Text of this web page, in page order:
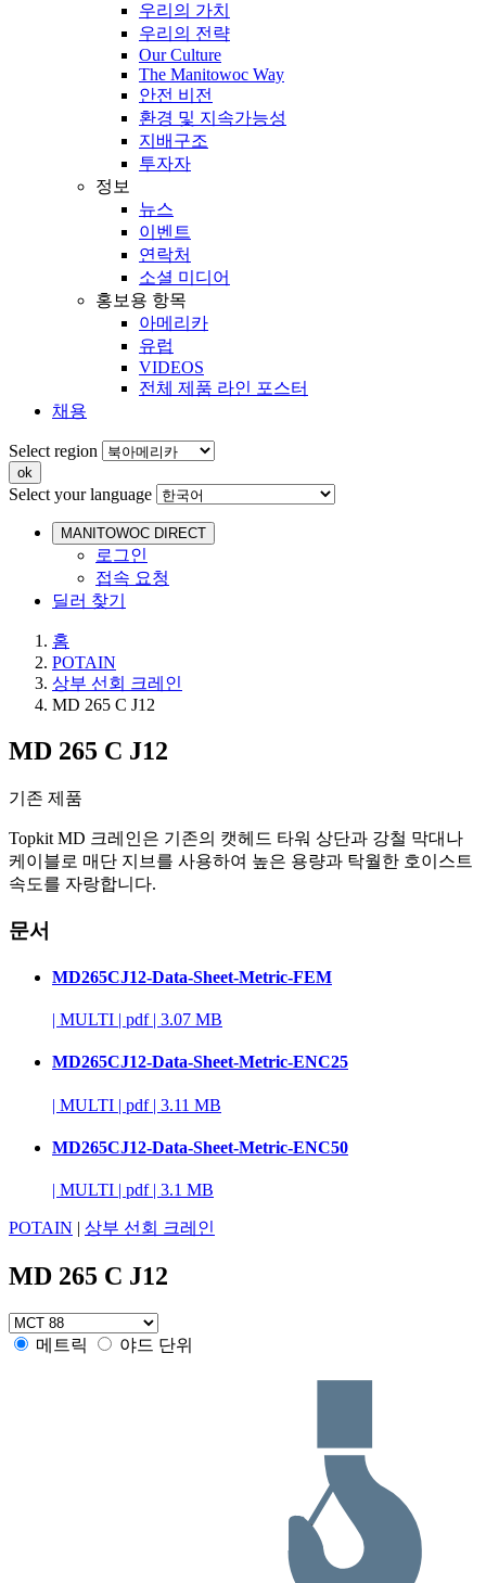
우리의 가치
우리의 전략
Our Culture
The Manitowoc Way
안전 비전
환경 및 지속가능성
지배구조
투자자
정보
뉴스
이벤트
연락처
소셜 미디어
홍보용 항목
아메리카
유럽
VIDEOS
전체 제품 라인 포스터
채용
Select region
Select your language
MANITOWOC DIRECT
로그인
접속 요청
딜러 찾기
홈
POTAIN
상부 선회 크레인
MD 265 C J12
MD 265 C J12
기존 제품
Topkit MD 크레인은 기존의 캣헤드 타워 상단과 강철 막대나
케이블로 매단 지브를 사용하여 높은 용량과 탁월한 호이스트
속도를 자랑합니다.
문서
MD265CJ12-Data-Sheet-Metric-FEM
| MULTI | pdf | 3.07 MB
MD265CJ12-Data-Sheet-Metric-ENC25
| MULTI | pdf | 3.11 MB
MD265CJ12-Data-Sheet-Metric-ENC50
| MULTI | pdf | 3.1 MB
POTAIN | 상부 선회 크레인
MD 265 C J12
메트릭 야드 단위